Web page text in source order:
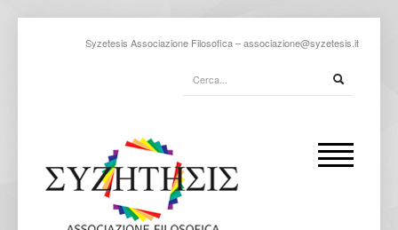
Syzetesis Associazione Filosofica –associazione@syzetesis.it